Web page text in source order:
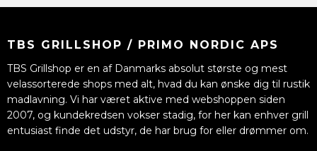
TBS GRILLSHOP / PRIMO NORDIC APS
TBS Grillshop er en af Danmarks absolut største og mest
velassorterede shops med alt, hvad du kan ønske dig til rustik
madlavning. Vi har været aktive med webshoppen siden
2007, og kundekredsen vokser stadig, for her kan enhver grill
entusiast finde det udstyr, de har brug for eller drømmer om.